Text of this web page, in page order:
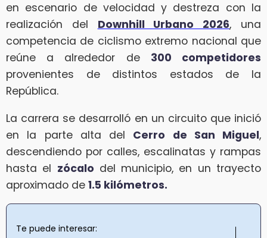
en escenario de velocidad y destreza con la
realización del Downhill Urbano 2026, una
competencia de ciclismo extremo nacional que
reúne a alrededor de 300 competidores
provenientes de distintos estados de la
República.
La carrera se desarrolló en un circuito que inició
en la parte alta del Cerro de San Miguel,
descendiendo por calles, escalinatas y rampas
hasta el zócalo del municipio, en un trayecto
aproximado de 1.5 kilómetros.
Te puede interesar: